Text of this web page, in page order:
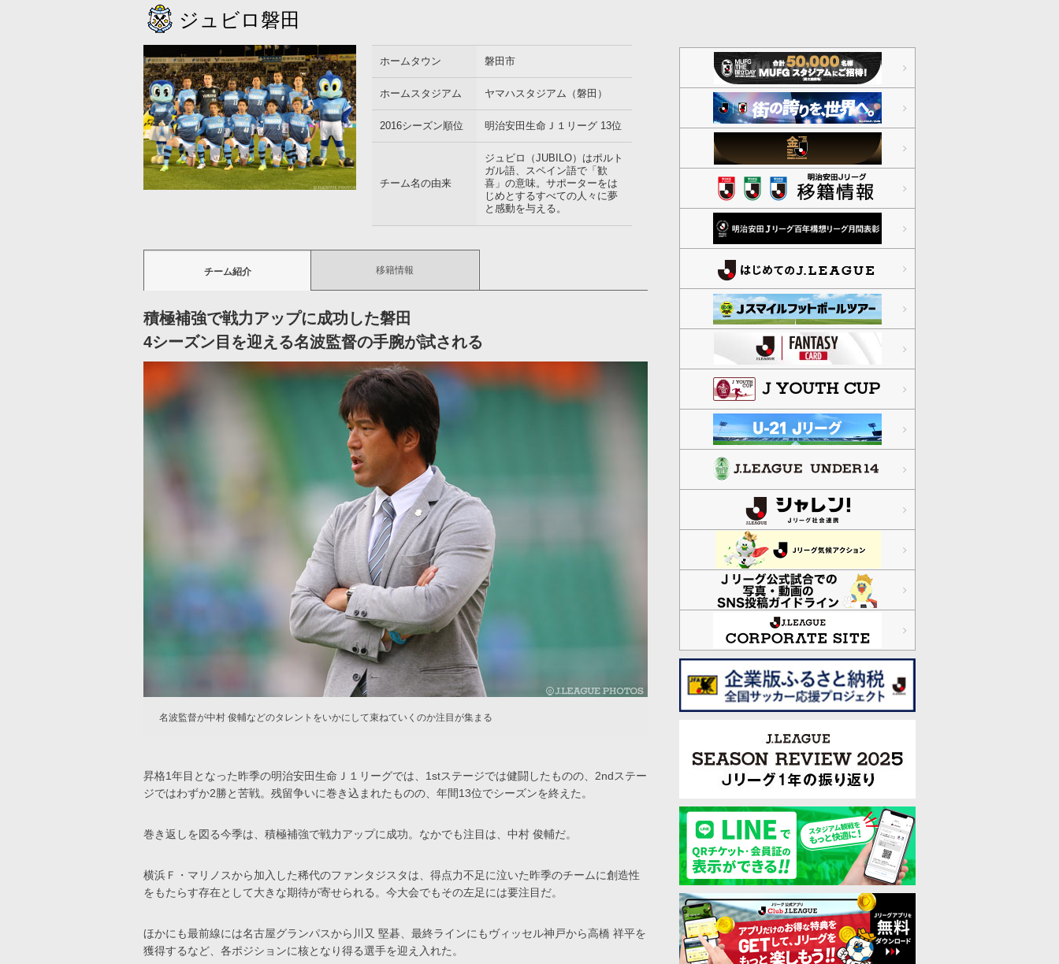
ジュビロ磐田
ジュビロ磐田
ホームタウン 磐田市
ホームスタジアム ヤマハスタジアム（磐田）
2016シーズン順位 明治安田生命Ｊ１リーグ 13位
チーム名の由来
ジュビロ（JUBILO）はポルト
ガル語、スペイン語で「歓
喜」の意味。サポーターをは
じめとするすべての人々に夢
と感動を与える。
チーム紹介 移籍情報
積極補強で戦力アップに成功した磐田
4シーズン目を迎える名波監督の手腕が試される
名波監督が中村 俊輔などのタレントをいかにして束ねていくのか注目が集まる
昇格1年目となった昨季の明治安田生命Ｊ１リーグでは、1stステージでは健闘したものの、2ndステー
ジではわずか2勝と苦戦。残留争いに巻き込まれたものの、年間13位でシーズンを終えた。
巻き返しを図る今季は、積極補強で戦力アップに成功。なかでも注目は、中村 俊輔だ。
横浜Ｆ・マリノスから加入した稀代のファンタジスタは、得点力不足に泣いた昨季のチームに創造性
をもたらす存在として大きな期待が寄せられる。今大会でもその左足には要注目だ。
ほかにも最前線には名古屋グランパスから川又 堅碁、最終ラインにもヴィッセル神戸から高橋 祥平を
獲得するなど、各ポジションに核となり得る選手を迎え入れた。